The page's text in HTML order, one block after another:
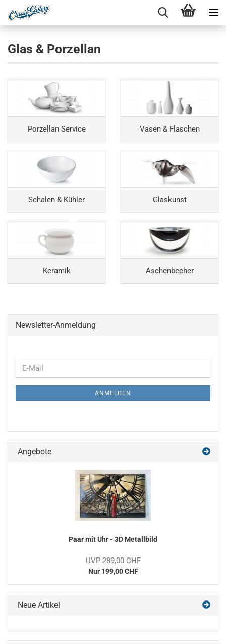
Glas & Porzellan
Porzellan Service Vasen & Flaschen
Schalen & Kühler Glaskunst
Keramik Aschenbecher
Newsletter-Anmeldung
WEITER
ZUR
NEWSLETTER-
E-
Mail
ANMELDEN
Angebote
Paar mit Uhr - 3D Metallbild
UVP 289,00 CHF
Nur 199,00 CHF
Neue Artikel